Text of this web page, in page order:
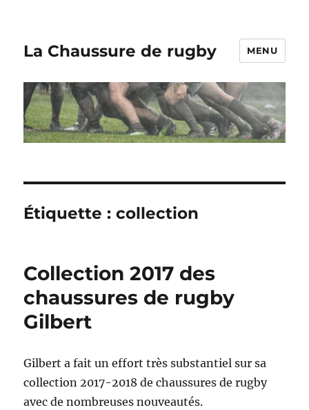
La Chaussure de rugby MENU
Étiquette :collection
Collection 2017 des
chaussures de rugby
Gilbert
Gilbert a fait un effort très substantiel sur sa
collection 2017-2018 de chaussures de rugby
avec de nombreuses nouveautés.